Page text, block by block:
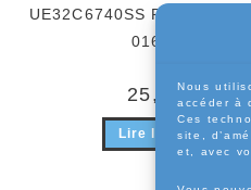
Nous
accéder à
Ces
site,
et, avec
UE32C6740SS Référence:
01600B
25,00€
Lire la suite